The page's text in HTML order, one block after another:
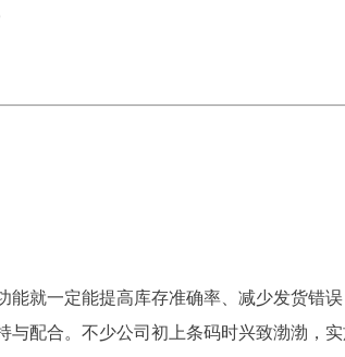
能就一定能提高库存准确率、减少发货错
与配合。不少公司初上条码时兴致渤渤，